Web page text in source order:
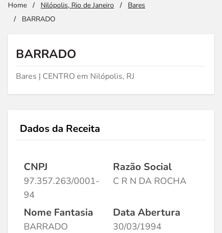
Home / Nilópolis, Rio de Janeiro /
Bares
/
BARRADO
BARRADO
Bares | CENTRO em Nilópolis, RJ
Dados da Receita
CNPJ
97.357.263/0001-
94
Razão Social
C R N DA ROCHA
Nome Fantasia
BARRADO
Data Abertura
30/03/1994